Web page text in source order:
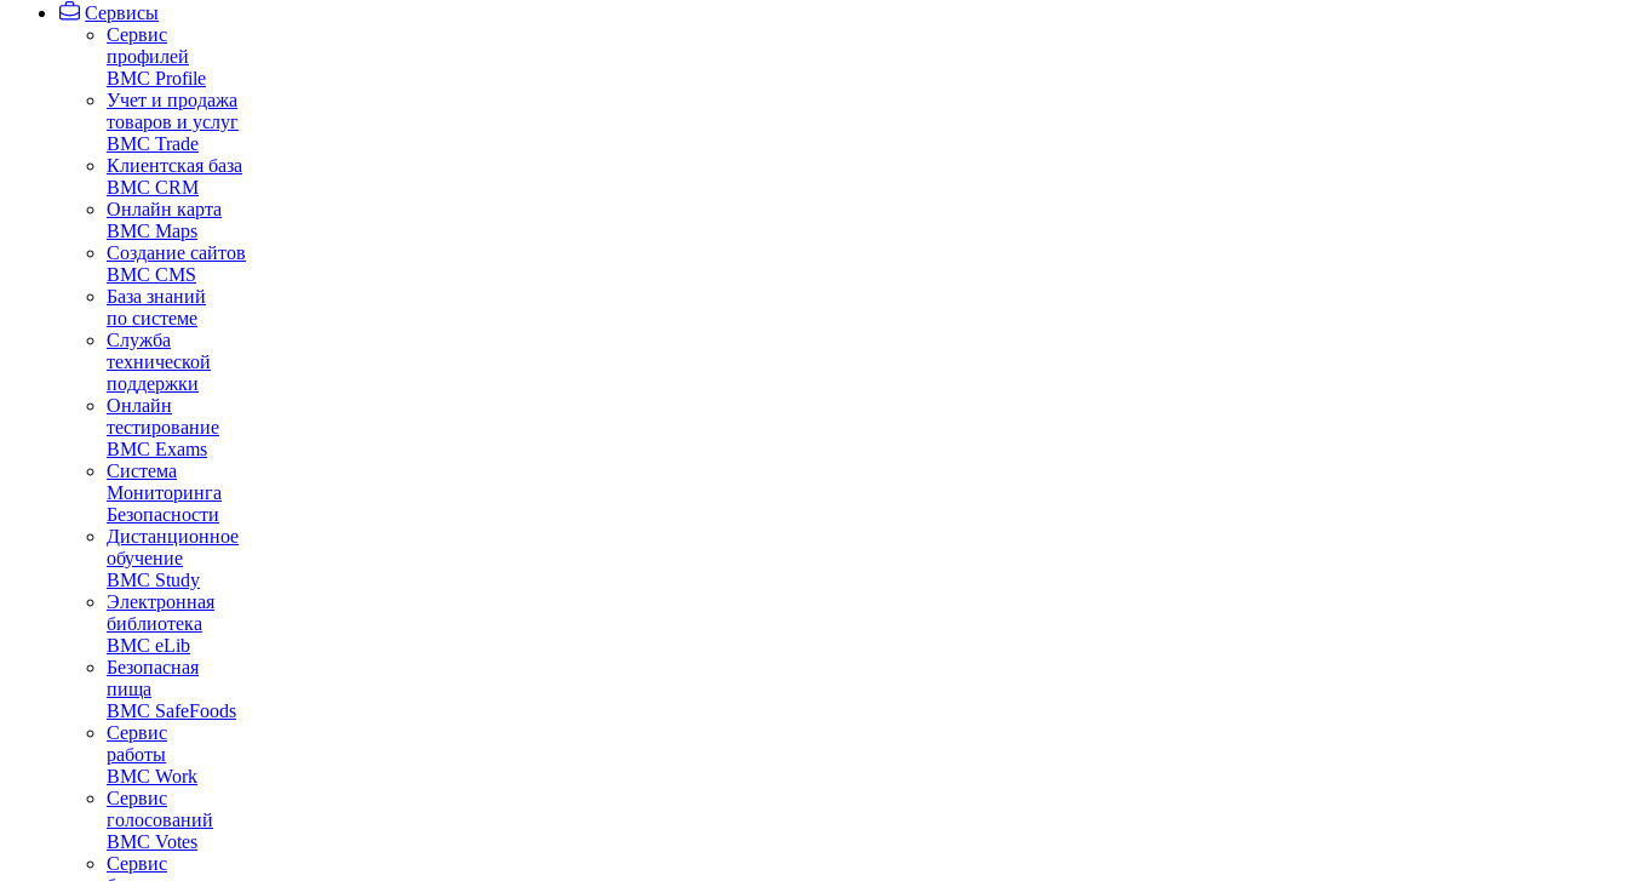
Сервисы
Сервис
профилей
BMC Profile
Учет и продажа
товаров и услуг
BMC Trade
Клиентская база
BMC CRM
Онлайн карта
BMC Maps
Создание сайтов
BMC CMS
База знаний
по системе
Служба
технической
поддержки
Онлайн
тестирование
BMC Exams
Система
Мониторинга
Безопасности
Дистанционное
обучение
BMC Study
Электронная
библиотека
BMC eLib
Безопасная
пища
BMC SafeFoods
Сервис
работы
BMC Work
Сервис
голосований
BMC Votes
Сервис